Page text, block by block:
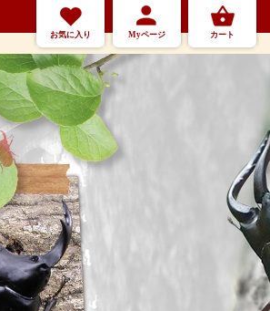
お気に入り Myページ カート